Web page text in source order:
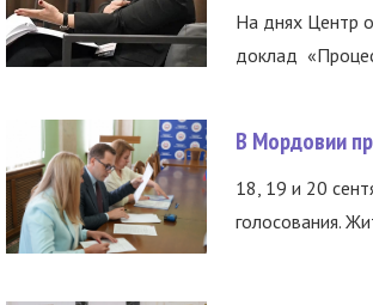
На днях Центр
доклад
В Мордовии
18, 19 и 20
голосования.